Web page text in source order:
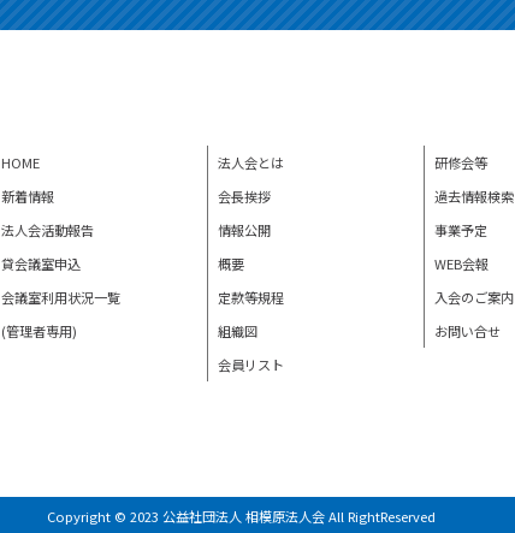
HOME
新着情報
法人会活動報告
貸会議室申込
会議室利用状況一覧
(管理者専用)
法人会とは
会長挨拶
情報公開
概要
定款等規程
組織図
会員リスト
研修会等
過去情報検索
事業予定
WEB会報
入会のご案内
お問い合せ
Copyright © 2023 公益社団法人 相模原法人会 All RightReserved